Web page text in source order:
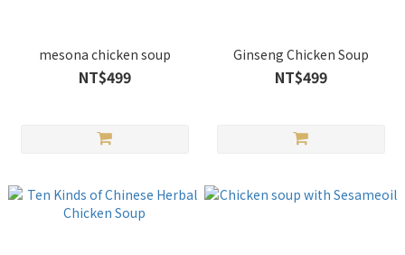
mesona chicken soup
NT$499
Ginseng Chicken Soup
NT$499